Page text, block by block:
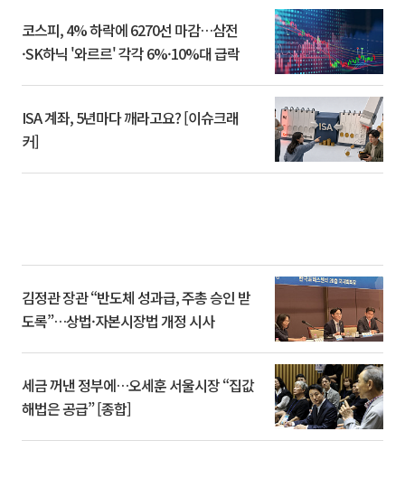
코스피, 4% 하락에 6270선 마감…삼전
·SK하닉 '와르르' 각각 6%·10%대 급락
ISA 계좌, 5년마다 깨라고요? [이슈크래
커]
김정관 장관 “반도체 성과급, 주총 승인 받
도록”…상법·자본시장법 개정 시사
세금 꺼낸 정부에…오세훈 서울시장 “집값
해법은 공급” [종합]